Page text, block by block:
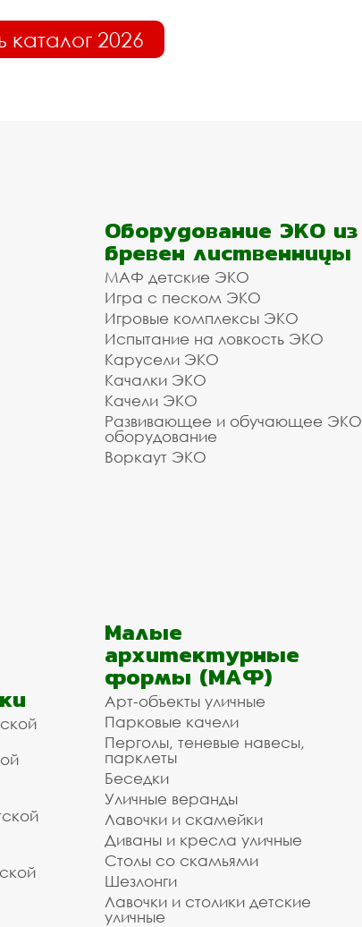
каталог 2026
Оборудование ЭКО из
бревен лиственницы
МАФ детские ЭКО
Игра с песком ЭКО
Игровые комплексы ЭКО
Испытание на ловкость ЭКО
Карусели ЭКО
Качалки ЭКО
Качели ЭКО
Развивающее и обучающее ЭКО
оборудование
Воркаут ЭКО
Малые
архитектурные
формы (МАФ)
Арт-объекты уличные
Парковые качели
Перголы, теневые навесы,
парклеты
Беседки
Уличные веранды
Лавочки и скамейки
Диваны и кресла уличные
Столы со скамьями
Шезлонги
Лавочки и столики детские
уличные